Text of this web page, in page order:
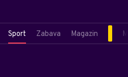
Sport Zabava Magazin